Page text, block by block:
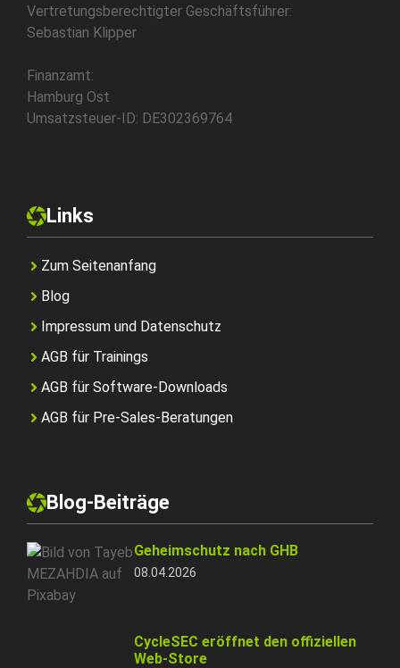
Vertretungsberechtigter Geschäftsführer:
Sebastian Klipper
Finanzamt:
Hamburg Ost
Umsatzsteuer-ID: DE302369764
Links
Zum Seitenanfang
Blog
Impressum und Datenschutz
AGB für Trainings
AGB für Software-Downloads
AGB für Pre-Sales-Beratungen
Blog-Beiträge
Geheimschutz nach GHB
08.04.2026
CycleSEC eröffnet den offiziellen
Web-Store